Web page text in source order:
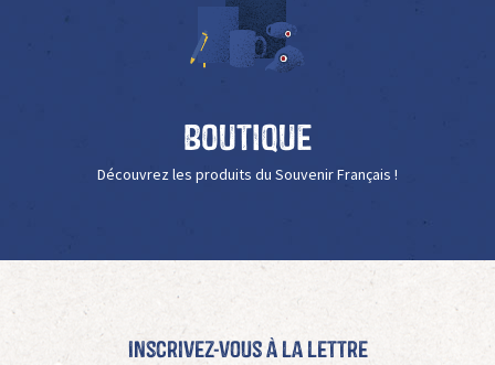
Boutique
Découvrez les produits du Souvenir Français !
Inscrivez-vous à La Lettre